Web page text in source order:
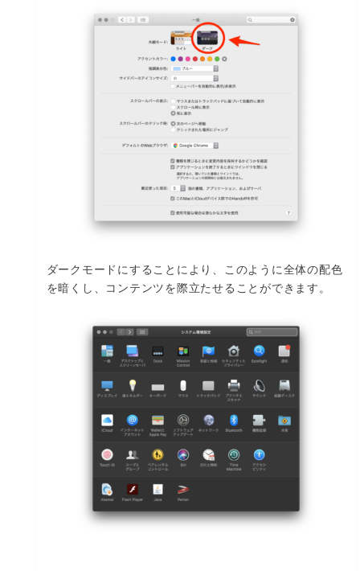
ダークモードにすることにより、このように全体の配色
を暗くし、コンテンツを際立たせることができます。